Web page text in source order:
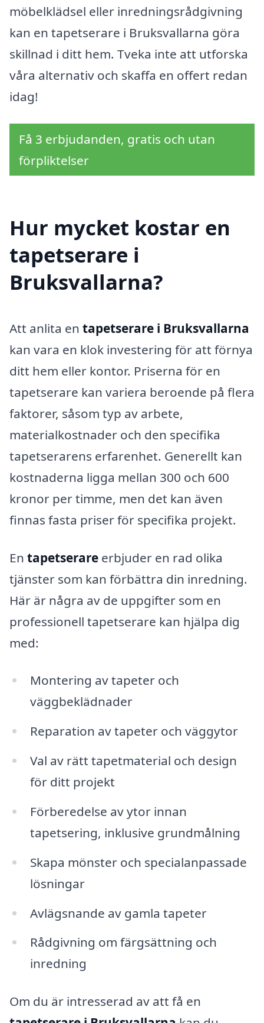
möbelklädsel eller inredningsrådgivning
kan en tapetserare i Bruksvallarna göra
skillnad i ditt hem. Tveka inte att utforska
våra alternativ och skaffa en offert redan
idag!
Få 3 erbjudanden, gratis och utan
förpliktelser
Hur mycket kostar en
tapetserare i
Bruksvallarna?
Att anlita en tapetserare i Bruksvallarna
kan vara en klok investering för att förnya
ditt hem eller kontor. Priserna för en
tapetserare kan variera beroende på flera
faktorer, såsom typ av arbete,
materialkostnader och den specifika
tapetserarens erfarenhet. Generellt kan
kostnaderna ligga mellan 300 och 600
kronor per timme, men det kan även
finnas fasta priser för specifika projekt.
En tapetserare erbjuder en rad olika
tjänster som kan förbättra din inredning.
Här är några av de uppgifter som en
professionell tapetserare kan hjälpa dig
med:
Montering av tapeter och
väggbeklädnader
Reparation av tapeter och väggytor
Val av rätt tapetmaterial och design
för ditt projekt
Förberedelse av ytor innan
tapetsering, inklusive grundmålning
Skapa mönster och specialanpassade
lösningar
Avlägsnande av gamla tapeter
Rådgivning om färgsättning och
inredning
Om du är intresserad av att få en